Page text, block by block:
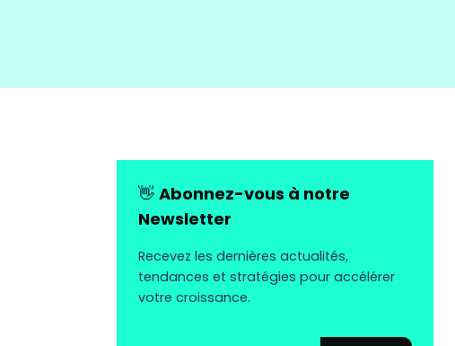
👋 Abonnez-vous à notre
Newsletter
Recevez les dernières actualités,
tendances et stratégies pour accélérer
votre croissance.